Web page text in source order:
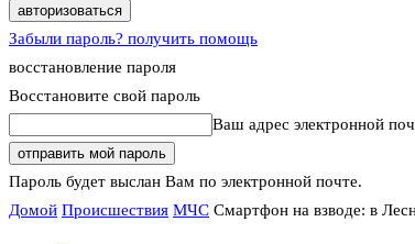
Забыли пароль? получить помощь
восстановление пароля
Восстановите свой пароль
Ваш адрес электронной
Пароль будет выслан Вам по электронной почте.
Домой Происшествия МЧС Смартфон на взводе: в